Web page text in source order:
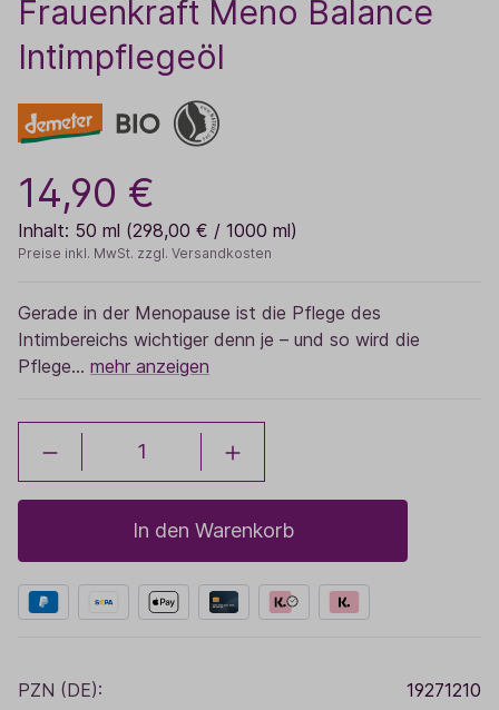
Frauenkraft Meno Balance
Intimpflegeöl
14,90 €
Inhalt: 50 ml (298,00 € / 1000 ml)
Preise inkl. MwSt. zzgl. Versandkosten
Gerade in der Menopause ist die Pflege des
Intimbereichs wichtiger denn je – und so wird die
Pflege… mehr anzeigen
In den Warenkorb
PZN (DE): 19271210